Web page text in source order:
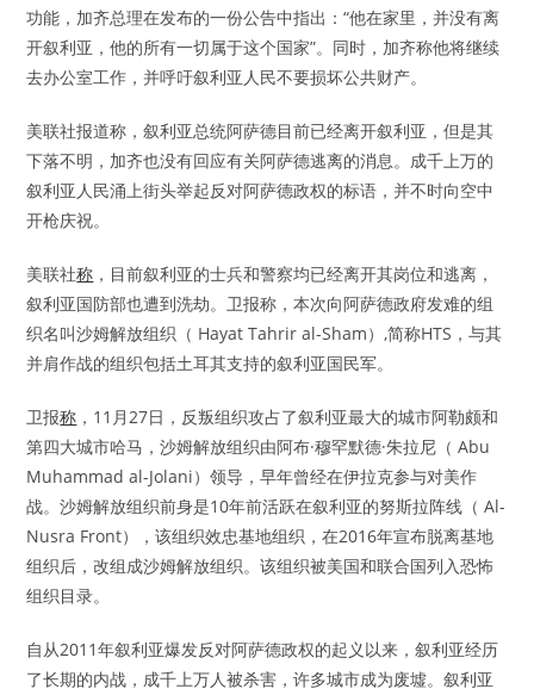
功能，加齐总理在发布的一份公告中指出：“他在家里，并没有离
开叙利亚，他的所有一切属于这个国家”。同时，加齐称他将继续
去办公室工作，并呼吁叙利亚人民不要损坏公共财产。
美联社报道称，叙利亚总统阿萨德目前已经离开叙利亚，但是其
下落不明，加齐也没有回应有关阿萨德逃离的消息。成千上万的
叙利亚人民涌上街头举起反对阿萨德政权的标语，并不时向空中
开枪庆祝。
美联社称 ，目前叙利亚的士兵和警察均已经离开其岗位和逃离，
叙利亚国防部也遭到洗劫。卫报称，本次向阿萨德政府发难的组
织名叫沙姆解放组织（ Hayat Tahrir al-Sham）,简称HTS，与其
并肩作战的组织包括土耳其支持的叙利亚国民军。
卫报称 ，11月27日，反叛组织攻占了叙利亚最大的城市阿勒颇和
第四大城市哈马，沙姆解放组织由阿布·穆罕默德·朱拉尼（ Abu
Muhammad al-Jolani）领导，早年曾经在伊拉克参与对美作
战。沙姆解放组织前身是10年前活跃在叙利亚的努斯拉阵线（ Al-
Nusra Front），该组织效忠基地组织，在2016年宣布脱离基地
组织后，改组成沙姆解放组织。该组织被美国和联合国列入恐怖
组织目录。
自从2011年叙利亚爆发反对阿萨德政权的起义以来，叙利亚经历
了长期的内战，成千上万人被杀害，许多城市成为废墟。叙利亚